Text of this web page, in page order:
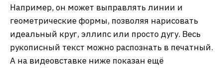
Например, он может выправлять линии и
геометрические формы, позволяя нарисовать
идеальный круг, эллипс или просто дугу. Весь
рукописный текст можно распознать в печатный.
А на видеовставке ниже показан ещё